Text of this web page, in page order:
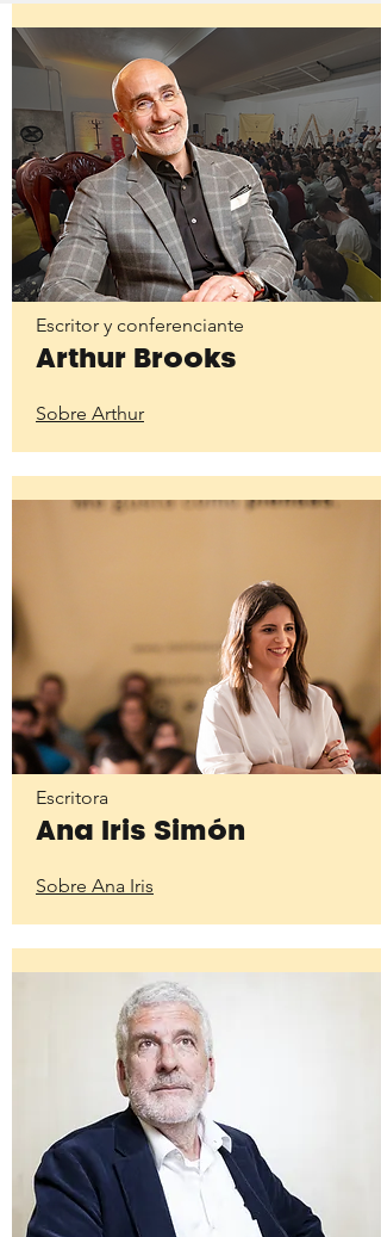
Escritor y conferenciante
Arthur Brooks
Sobre Arthur
Escritora
Ana Iris Simón
Sobre Ana Iris